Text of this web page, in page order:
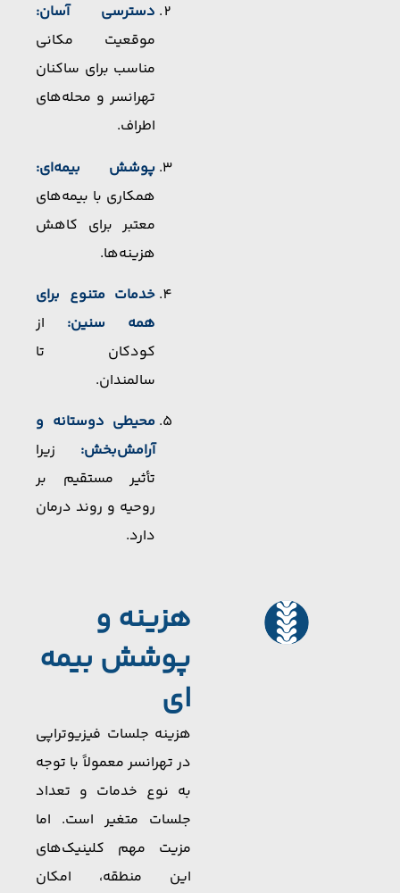
دسترسی آسان:
موقعیت مکانی
مناسب برای ساکنان
تهرانسر و محله‌های
اطراف.
پوشش بیمه‌ای:
همکاری با بیمه‌های
معتبر برای کاهش
هزینه‌ها.
خدمات متنوع برای
همه سنین:از
کودکان تا
سالمندان.
محیطی دوستانه و
آرامش‌بخش:زیرا
تأثیر مستقیم بر
روحیه و روند درمان
دارد.
هزینه و
پوشش بیمه
ای
هزینه جلسات فیزیوتراپی
در تهرانسر معمولاً با توجه
به نوع خدمات و تعداد
جلسات متغیر است. اما
مزیت مهم کلینیک‌های
این منطقه، امکان